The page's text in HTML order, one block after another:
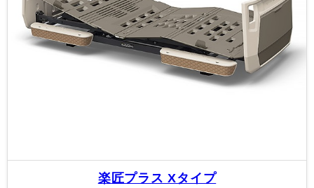
楽匠プラス Xタイプ